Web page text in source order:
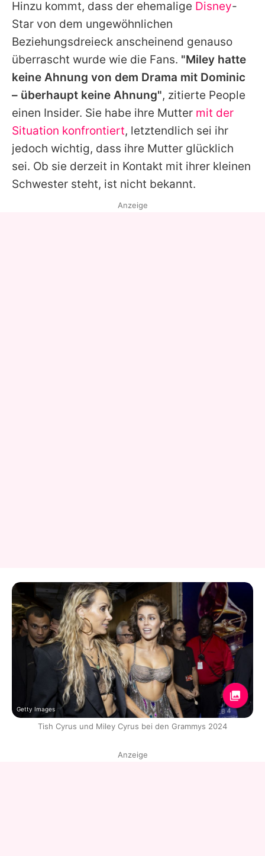
Hinzu kommt, dass der ehemalige Disney-
Star von dem ungewöhnlichen
Beziehungsdreieck anscheinend genauso
überrascht wurde wie die Fans. "Miley hatte
keine Ahnung von dem Drama mit Dominic
– überhaupt keine Ahnung", zitierte People
einen Insider. Sie habe ihre Mutter mit der
Situation konfrontiert, letztendlich sei ihr
jedoch wichtig, dass ihre Mutter glücklich
sei. Ob sie derzeit in Kontakt mit ihrer kleinen
Schwester steht, ist nicht bekannt.
Anzeige
Getty Images
Tish Cyrus und Miley Cyrus bei den Grammys 2024
Anzeige